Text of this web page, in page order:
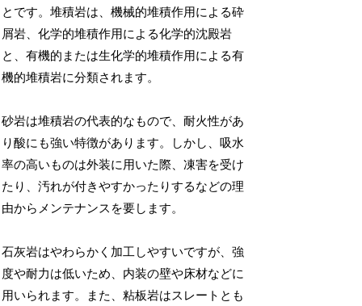
とです。堆積岩は、機械的堆積作用による砕
屑岩、化学的堆積作用による化学的沈殿岩
と、有機的または生化学的堆積作用による有
機的堆積岩に分類されます。
砂岩は堆積岩の代表的なもので、耐火性があ
り酸にも強い特徴があります。しかし、吸水
率の高いものは外装に用いた際、凍害を受け
たり、汚れが付きやすかったりするなどの理
由からメンテナンスを要します。
石灰岩はやわらかく加工しやすいですが、強
度や耐力は低いため、内装の壁や床材などに
用いられます。また、粘板岩はスレートとも